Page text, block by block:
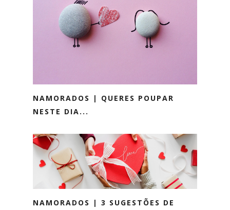
NAMORADOS | QUERES POUPAR
NESTE DIA...
NAMORADOS | 3 SUGESTÕES DE